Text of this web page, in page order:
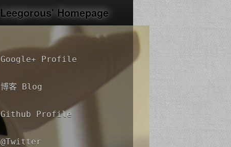
Leegorous' Homepage
Google+ Profile
博客 Blog
Github Profile
@Twitter
透明背景色 CSS
栅格系统计算器